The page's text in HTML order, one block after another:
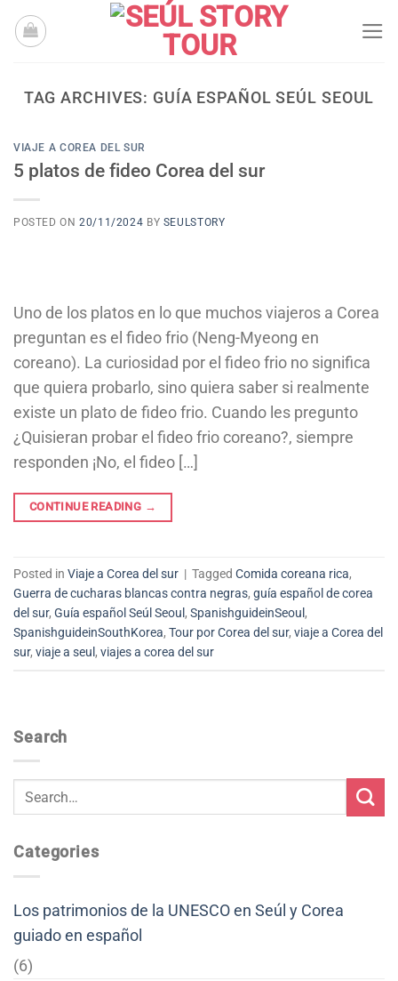
Skip
TAG ARCHIVES: GUÍA ESPAÑOL SEÚL SEOUL
VIAJE A COREA DEL SUR
5 platos de fideo Corea del sur
POSTED ON20/11/2024 BY SEULSTORY
Uno de los platos en lo que muchos viajeros a Corea
preguntan es el fideo frio (Neng-Myeong en
coreano). La curiosidad por el fideo frio no significa
que quiera probarlo, sino quiera saber si realmente
existe un plato de fideo frio. Cuando les pregunto
¿Quisieran probar el fideo frio coreano?, siempre
responden ¡No, el fideo […]
CONTINUE READING →
Posted in Viaje a Corea del sur | Tagged Comida coreana rica,
Guerra de cucharas blancas contra negras, guía español de corea
del sur, Guía español Seúl Seoul , SpanishguideinSeoul ,
SpanishguideinSouthKorea, Tour por Corea del sur, viaje a Corea del
sur, viaje a seul , viajes a corea del sur
Search
Categories
Los patrimonios de la UNESCO en Seúl y Corea
guiado en español
(6)